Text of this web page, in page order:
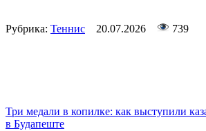
Рубрика: Теннис 20.07.2026 739
Три медали в копилке: как выступили
в Будапеште